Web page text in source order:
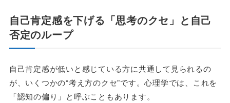
自己肯定感を下げる「思考のクセ」と自己
否定のループ
自己肯定感が低いと感じている方に共通して見られるの
が、いくつかの“考え方のクセ”です。心理学では、これを
「認知の偏り」と呼ぶこともあります。